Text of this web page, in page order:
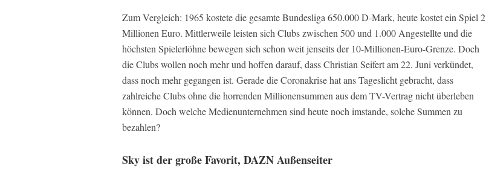
Zum Vergleich: 1965 kostete die gesamte Bundesliga 650.000 D-Mark, heute kostet ein Spiel 2
Millionen Euro. Mittlerweile leisten sich Clubs zwischen 500 und 1.000 Angestellte und die
höchsten Spielerlöhne bewegen sich schon weit jenseits der 10-Millionen-Euro-Grenze. Doch
die Clubs wollen noch mehr und hoffen darauf, dass Christian Seifert am 22. Juni verkündet,
dass noch mehr gegangen ist. Gerade die Coronakrise hat ans Tageslicht gebracht, dass
zahlreiche Clubs ohne die horrenden Millionensummen aus dem TV-Vertrag nicht überleben
können. Doch welche Medienunternehmen sind heute noch imstande, solche Summen zu
bezahlen?
Sky ist der große Favorit, DAZN Außenseiter